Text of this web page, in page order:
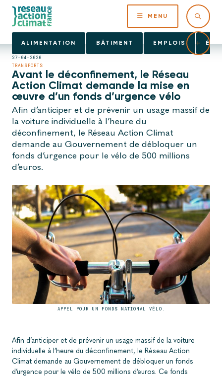
MENU
ALIMENTATION BÂTIMENT EMPLOIS
27-04-2020
TRANSPORTS
Avant le déconfinement, le Réseau
Action Climat demande la mise en
œuvre d’un fonds d’urgence vélo
Afin d’anticiper et de prévenir un usage massif de
la voiture individuelle à l’heure du
déconfinement, le Réseau Action Climat
demande au Gouvernement de débloquer un
fonds d’urgence pour le vélo de 500 millions
d’euros.
APPEL POUR UN FONDS NATIONAL VÉLO.
Afin d’anticiper et de prévenir un usage massif de la voiture
individuelle à l’heure du déconfinement, le Réseau Action
Climat demande au Gouvernement de débloquer un fonds
d’urgence pour le vélo de 500 millions d’euros. Ce fonds